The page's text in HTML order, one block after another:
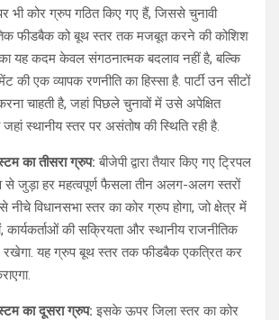
भी कोर ग्रुप गठित किए गए हैं, जिससे चुनावी
फीडबैक को बूथ स्तर तक मजबूत करने की कोशिश
का यह कदम केवल संगठनात्मक बदलाव नहीं है, बल्कि
की एक व्यापक रणनीति का हिस्सा है. पार्टी उन सीटों
चाहती है, जहां पिछले चुनावों में उसे अपेक्षित
स्थानीय स्तर पर असंतोष की स्थिति रही है.
का तीसरा ग्रुप: बीजेपी द्वारा तैयार किए गए ट्रिपल
से जुड़ा हर महत्वपूर्ण फैसला तीन अलग-अलग स्तरों
विधानसभा स्तर का कोर ग्रुप होगा, जो क्षेत्र में
कार्यकर्ताओं की सक्रियता और स्थानीय राजनीतिक
रखेगा. यह ग्रुप बूथ स्तर तक फीडबैक एकत्रित कर
का दूसरा ग्रुप: इसके ऊपर जिला स्तर का कोर